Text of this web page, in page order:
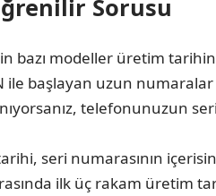
Sorusu
modeller üretim
başlayan uzun numaralar
telefonunuzun
seri numarasının
ilk üç rakam üretim